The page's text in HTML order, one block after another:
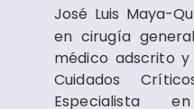
José Luis Maya-
en cirugía
médico adscrito
Cuidados
Especialista